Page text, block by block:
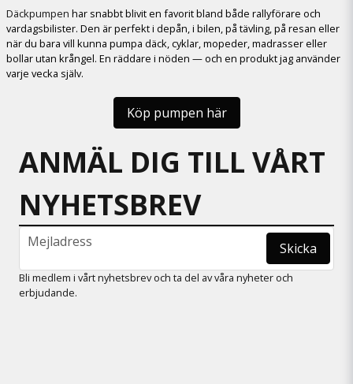
Däckpumpen har snabbt blivit en favorit bland både rallyförare och
vardagsbilister. Den är perfekt i depån, i bilen, på tävling, på resan eller
när du bara vill kunna pumpa däck, cyklar, mopeder, madrasser eller
bollar utan krångel. En räddare i nöden — och en produkt jag använder
varje vecka själv.
Köp pumpen här
ANMÄL DIG TILL VÅRT
NYHETSBREV
email
Mejladress Skicka
Bli medlem i vårt nyhetsbrev och ta del av våra nyheter och
erbjudande.